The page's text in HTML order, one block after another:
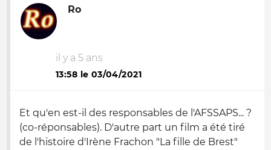
Ro
il y a 5 ans
13:58 le 03/04/2021
Et qu'en est-il des responsables de l'AFSSAPS... ?
(co-réponsables). D'autre part un film a été tiré
de l'histoire d'Irène Frachon "La fille de Brest"